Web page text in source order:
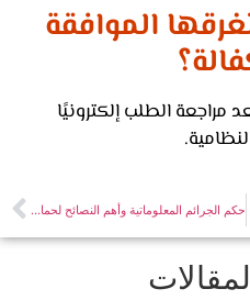
الموافقة
الطلب إلكترونيًا
حكم الجرائم المعلوماتية وأهم النصائح لحماية البيانات